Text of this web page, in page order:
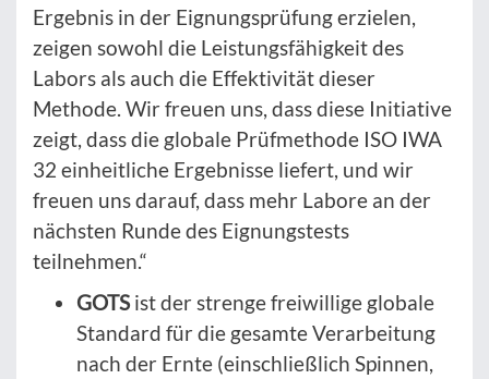
Ergebnis in der Eignungsprüfung erzielen,
zeigen sowohl die Leistungsfähigkeit des
Labors als auch die Effektivität dieser
Methode. Wir freuen uns, dass diese Initiative
zeigt, dass die globale Prüfmethode ISO IWA
32 einheitliche Ergebnisse liefert, und wir
freuen uns darauf, dass mehr Labore an der
nächsten Runde des Eignungstests
teilnehmen.“
GOTSist der strenge freiwillige globale
Standard für die gesamte Verarbeitung
nach der Ernte (einschließlich Spinnen,